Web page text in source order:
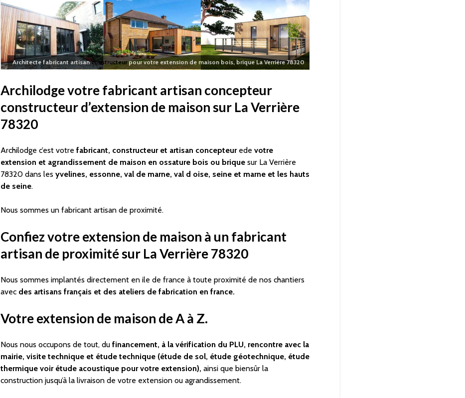
Architecte fabricant artisanconstructeurpour votre extension de maison bois, brique La Verrière 78320
Archilodge votre fabricantartisan concepteur
constructeur d’extension de maison sur La Verrière
78320
Archilodge c’est votre fabricant, constructeur et artisan concepteurede votre
extension et agrandissement de maison en ossature bois ou brique sur La Verrière
78320 dans les yvelines, essonne, val de marne, val d oise, seine et marne et les hauts
de seine.
Nous sommes un fabricant artisan de proximité.
Confiez votre extension de maison à un fabricant
artisan de proximitésur La Verrière 78320
Nous sommes implantés directement en ile de france à toute proximité de nos chantiers
avec des artisans français et des ateliers de fabrication en france.
Votre extension de maison de A à Z.
Nous nous occupons de tout, du financement, à la vérification du PLU, rencontre avec la
mairie, visite technique et étude technique (étude de sol, étude géotechnique, étude
thermique voir étude acoustique pour votre extension), ainsi que biensûr la
construction jusqu’à la livraison de votre extension ou agrandissement.